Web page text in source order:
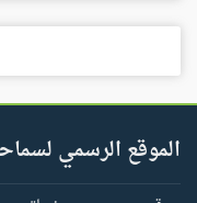
الموقع الرسمي